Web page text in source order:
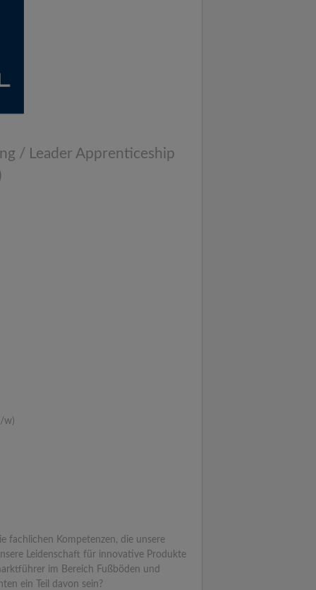
/ Leader Apprenticeship
w)
fachlichen Kompetenzen, die unsere
Leidenschaft für innovative Produkte
im Bereich Fußböden und
ein Teil davon sein?